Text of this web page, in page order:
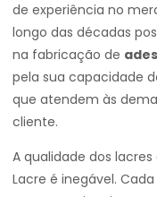
de experiência no
longo das décadas
na fabricação de
pela sua capacidade
que atendem às
cliente.
A qualidade dos
Lacre é inegável.